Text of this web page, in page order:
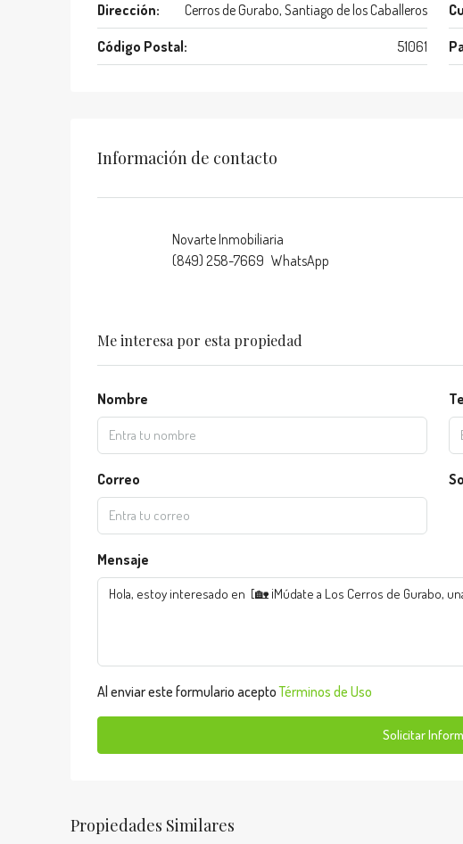
Dirección: Cerros de Gurabo, Santiago de los Caballeros
Código Postal: 51061
Información de contacto
Novarte Inmobiliaria
(849) 258-7669 WhatsApp
Me interesa por esta propiedad
Nombre
Correo
Mensaje
Al enviar este formulario aceptoTérminos de Uso
Solicitar
Propiedades Similares